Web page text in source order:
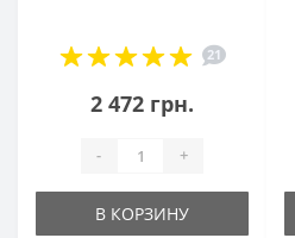
21
2 472 грн.
- +
В КОРЗИНУ